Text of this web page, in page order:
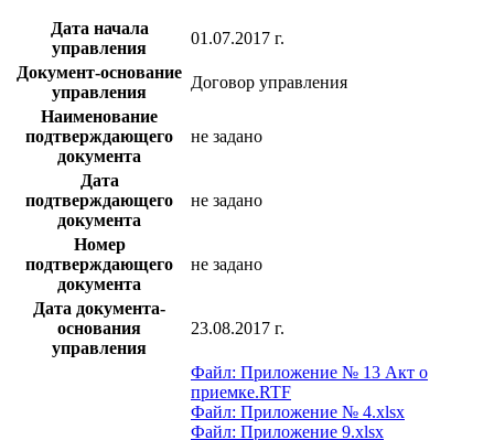
Дата начала
управления
01.07.2017 г.
Документ-основание
управления
Договор управления
Наименование
подтверждающего
документа
не задано
Дата
подтверждающего
документа
не задано
Номер
подтверждающего
документа
не задано
Дата документа-
основания
управления
23.08.2017 г.
Файл: Приложение № 13 Акт о
приемке.RTF
Файл: Приложение № 4.xlsx
Файл: Приложение 9.xlsx